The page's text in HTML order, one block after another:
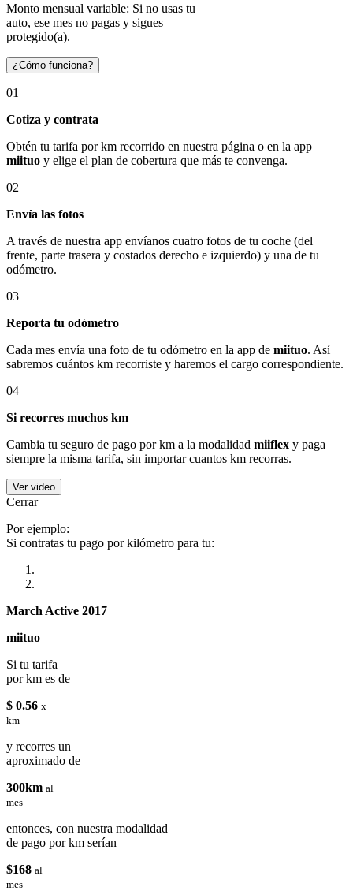
Monto mensual variable: Si no usas tu
auto, ese mes no pagas y sigues
protegido(a).
¿Cómo funciona?
01
Cotiza y contrata
Obtén tu tarifa por km recorrido en nuestra página o en la app
miituo y elige el plan de cobertura que más te convenga.
02
Envía las fotos
A través de nuestra app envíanos cuatro fotos de tu coche (del
frente, parte trasera y costados derecho e izquierdo) y una de tu
odómetro.
03
Reporta tu odómetro
Cada mes envía una foto de tu odómetro en la app de miituo. Así
sabremos cuántos km recorriste y haremos el cargo correspondiente.
04
Si recorres muchos km
Cambia tu seguro de pago por km a la modalidad miiflex y paga
siempre la misma tarifa, sin importar cuantos km recorras.
Ver video
Cerrar
Por ejemplo:
Si contratas tu pago por kilómetro para tu:
March Active 2017
miituo
Si tu tarifa
por km es de
$ 0.56 x
km
y recorres un
aproximado de
300km al
mes
entonces, con nuestra modalidad
de pago por km serían
$168 al
mes